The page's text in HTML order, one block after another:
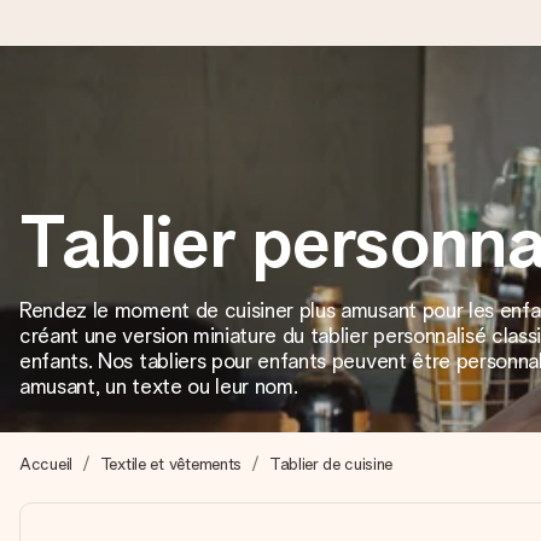
Commandé ce jour, expédié sous 24h
Nous préparons votre cadeau avec attention et l’envoyons
4,8 (sur la base de +15 000 avis)
Nos cadeaux sont appréciés. Les clients nous attribuent une
Carte de vœux gratuite
Créez quelque chose d’unique en quelques étapes – avec
Tablier
Rendez le moment de cuisiner plus amusant pour les
créant une version miniature du tablier personnalisé
enfants. Nos tabliers pour enfants peuvent être
amusant, un texte ou leur nom.
Accueil Textile et vêtements Tablier de cuisine